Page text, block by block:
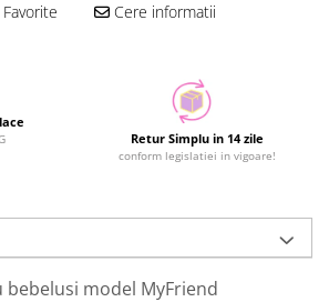
Cere informatii
Retur Simplu in 14 zile
conform legislatiei in vigoare!
model MyFriend